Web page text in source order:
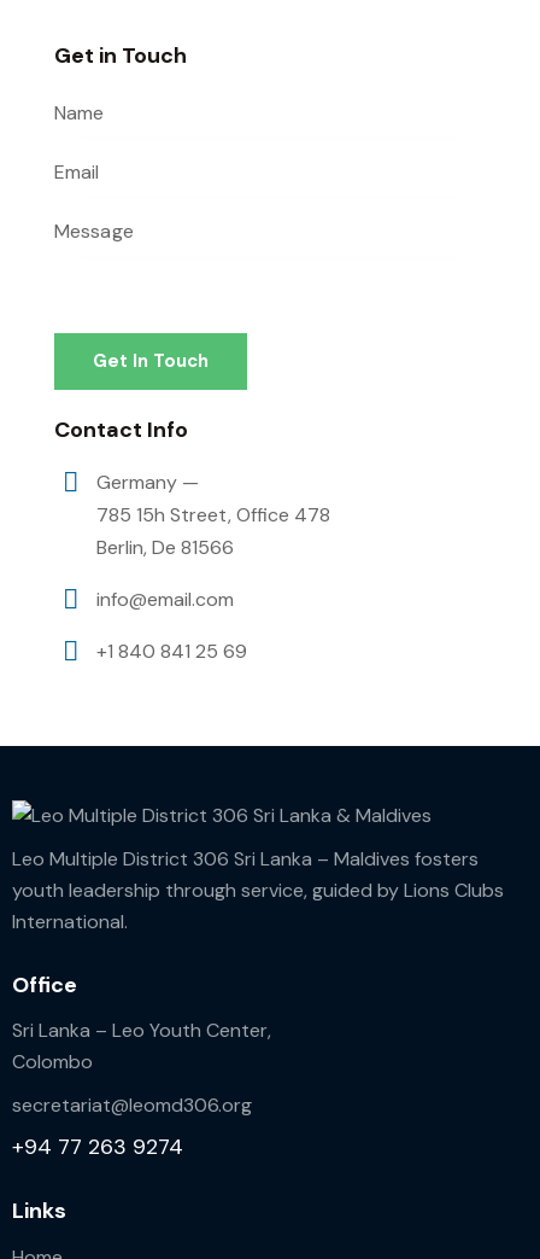
Get in Touch
Contact Info
Germany —
785 15h Street, Office 478
Berlin, De 81566
info@email.com
+1 840 841 25 69
Leo Multiple District 306 Sri Lanka – Maldives fosters
youth leadership through service, guided by Lions Clubs
International.
Office
Sri Lanka – Leo Youth Center,
Colombo
secretariat@leomd306.org
+94 77 263 9274
Links